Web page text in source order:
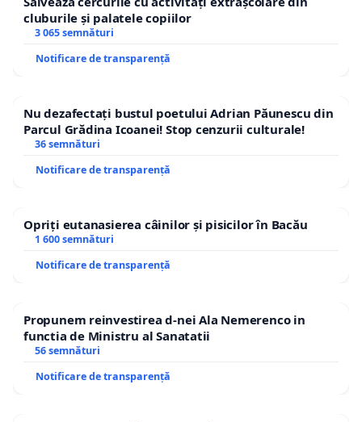
cluburile și palatele copiilor
3 065 semnături
Notificare de transparență
Nu dezafectați bustul poetului Adrian Păunescu din
Parcul Grădina Icoanei! Stop cenzurii culturale!
36 semnături
Notificare de transparență
Opriți eutanasierea câinilor și pisicilor în Bacău
1 600 semnături
Notificare de transparență
Propunem reinvestirea d-nei Ala Nemerenco in
functia de Ministru al Sanatatii
56 semnături
Notificare de transparență